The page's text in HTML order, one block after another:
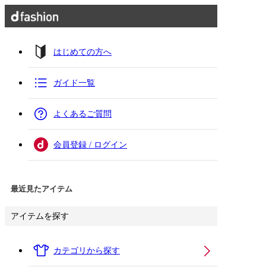
はじめての方へ
ガイド一覧
よくあるご質問
会員登録 / ログイン
最近見たアイテム
アイテムを探す
カテゴリから探す